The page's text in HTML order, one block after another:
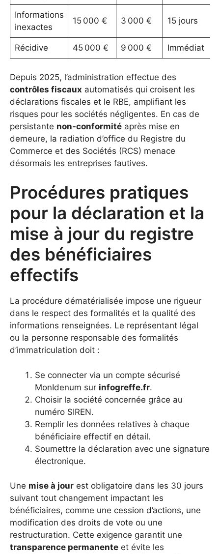
Informations
inexactes
15 000 € 3 000 € 15 jours
Récidive 45 000 € 9 000 € Immédiat
Depuis 2025, l’administration effectue des
contrôles fiscaux automatisés qui croisent les
déclarations fiscales et le RBE, amplifiant les
risques pour les sociétés négligentes. En cas de
persistante non-conformité après mise en
demeure, la radiation d’office du Registre du
Commerce et des Sociétés (RCS) menace
désormais les entreprises fautives.
Procédures pratiques
pour la déclaration et la
mise à jour du registre
des bénéficiaires
effectifs
La procédure dématérialisée impose une rigueur
dans le respect des formalités et la qualité des
informations renseignées. Le représentant légal
ou la personne responsable des formalités
d’immatriculation doit :
Se connecter via un compte sécurisé
MonIdenum sur infogreffe.fr.
Choisir la société concernée grâce au
numéro SIREN.
Remplir les données relatives à chaque
bénéficiaire effectif en détail.
Soumettre la déclaration avec une signature
électronique.
Une mise à jour est obligatoire dans les 30 jours
suivant tout changement impactant les
bénéficiaires, comme une cession d’actions, une
modification des droits de vote ou une
restructuration. Cette exigence garantit une
transparence permanente et évite les